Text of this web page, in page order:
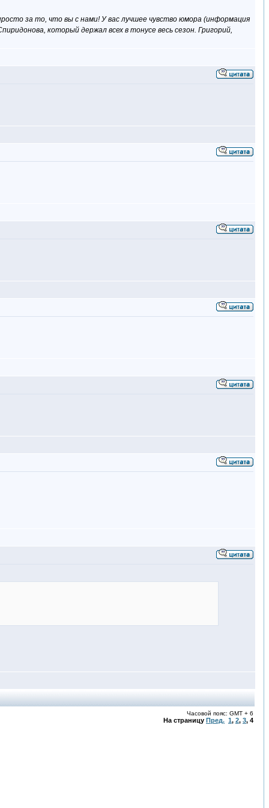
за то, что вы с нами! У вас лучшее чувство юмора (информация
который держал всех в тонусе весь сезон. Григорий,
Часовой пояс: GMT + 6
На страницу Пред. 1, 2, 3, 4